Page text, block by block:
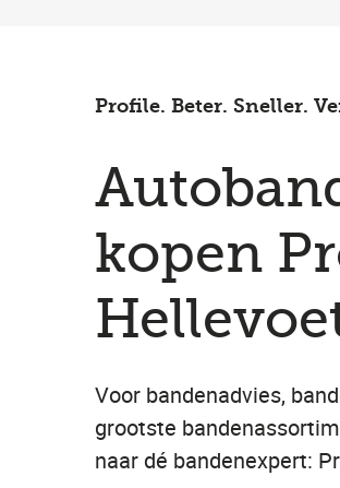
Profile. Beter. Sneller.
kopen
Voor bandenadvies,
grootste
naar dé bandenexpert: